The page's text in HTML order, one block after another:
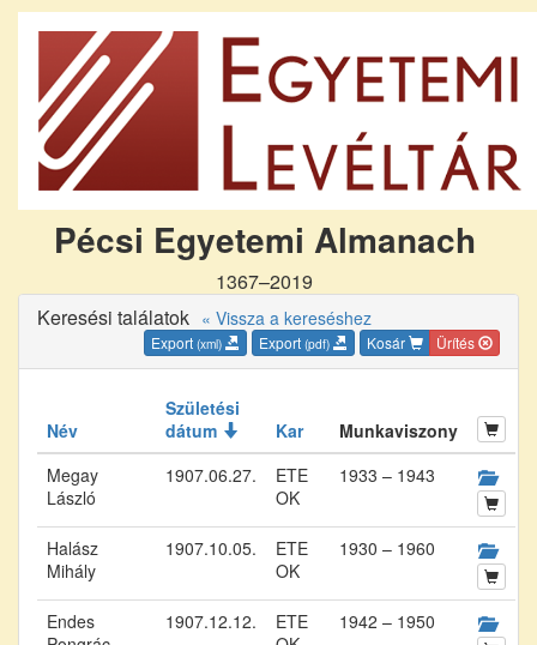
Pécsi Egyetemi Almanach
1367–2019
Keresési találatok « Vissza a kereséshez
Export (xml) Export (pdf) Kosár Ürítés
Név
Születési
dátum
Kar
Munkaviszony
Megay
László
1907.06.27.
ETE
OK
1933 – 1943
Halász
Mihály
1907.10.05.
ETE
OK
1930 – 1960
Endes
1907.12.12.
ETE
1942 – 1950